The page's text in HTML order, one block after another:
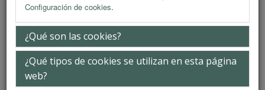
Configuración de cookies.
¿Qué son las cookies?
¿Qué tipos de cookies se utilizan en esta página
web?
Miembro
Dr. D. Alejandro Recio Mayoral